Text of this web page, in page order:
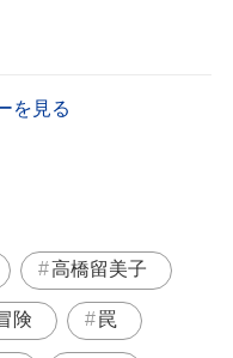
を見る
高橋留美子
険 罠